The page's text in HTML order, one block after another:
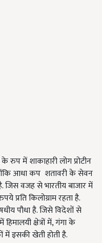
रुप में शाकाहारी लोग प्रोटीन
आधा कप शतावरी के सेवन
जिस वजह से भारतीय बाजार में
प्रति किलोग्राम रहता है.
पौधा है. जिसे विदेशों से
क्षेत्रों में, गंगा के
में इसकी खेती होती है.